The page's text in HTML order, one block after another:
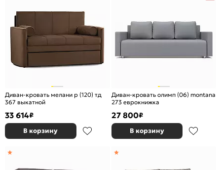
Диван-кровать мелани р (120) тд
367 выкатной
33 614₽
В корзину
Диван-кровать олимп (06) montana
273 еврокнижка
27 800₽
В корзину